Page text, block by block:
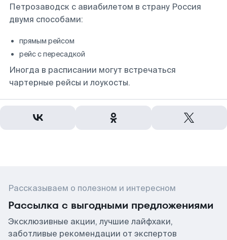
Петрозаводск с авиабилетом в страну Россия
двумя способами:
прямым рейсом
рейс с пересадкой
Иногда в расписании могут встречаться
чартерные рейсы и лоукосты.
Рассказываем о полезном и интересном
Рассылка с выгодными предложениями
Эксклюзивные акции, лучшие лайфхаки,
заботливые рекомендации от экспертов